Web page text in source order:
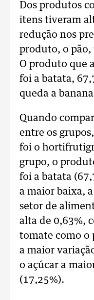
Dos produtos
itens tiveram
redução nos
produto, o pão,
O produto que
foi a batata,
queda a
Quando
entre os
foi o
grupo, o
foi a batata
a maior baixa,
setor de
alta de 0,63%,
tomate como o
a maior
o açúcar a
(17,25%).